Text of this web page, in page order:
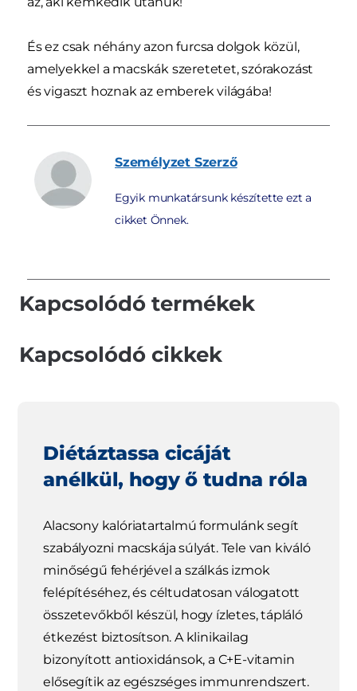
És ez csak néhány azon furcsa dolgok közül,
amelyekkel a macskák szeretetet, szórakozást
és vigaszt hoznak az emberek világába!
Személyzet Szerző
Egyik munkatársunk készítette ezt a
cikket Önnek.
Kapcsolódó termékek
Kapcsolódó cikkek
Diétáztassa cicáját
anélkül, hogy ő tudna róla
Alacsony kalóriatartalmú formulánk segít
szabályozni macskája súlyát. Tele van kiváló
minőségű fehérjével a szálkás izmok
felépítéséhez, és céltudatosan válogatott
összetevőkből készül, hogy ízletes, tápláló
étkezést biztosítson. A klinikailag
bizonyított antioxidánsok, a C+E-vitamin
elősegítik az egészséges immunrendszert.